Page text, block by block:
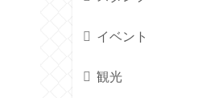
イベント
観光